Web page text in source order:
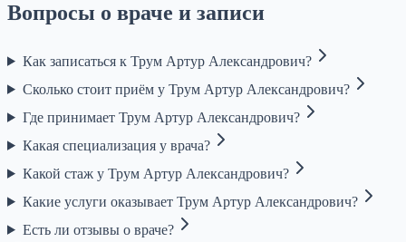
Вопросы о враче и записи
Как записаться к Трум Артур Александрович?
Сколько стоит приём у Трум Артур Александрович?
Где принимает Трум Артур Александрович?
Какая специализация у врача?
Какой стаж у Трум Артур Александрович?
Какие услуги оказывает Трум Артур Александрович?
Есть ли отзывы о враче?